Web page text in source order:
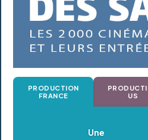
PRODUCTION
FRANCE
US
Oldeupe